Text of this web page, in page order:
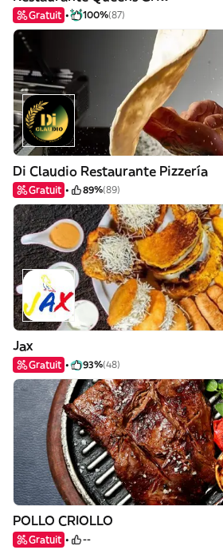
Gratuit 100%(87)
Di Claudio Restaurante Pizzería
Gratuit 89%(89)
Jax
Gratuit 93%(48)
POLLO CRIOLLO
Gratuit --